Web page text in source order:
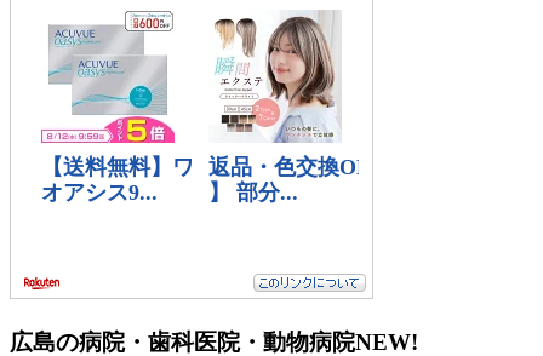
広島の病院・歯科医院・動物病院NEW!